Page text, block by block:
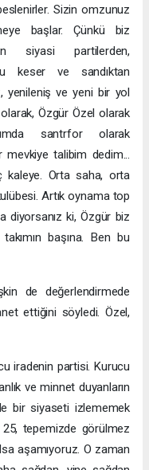
Sizin omzunuz
başlar. Çünkü biz
siyasi partilerden,
keser ve sandıktan
yenileniş ve yeni bir yol
olarak, Özgür Özel olarak
santrfor olarak
mevkiye talibim dedim...
kaleye. Orta saha, orta
Artık oynama top
diyorsanız ki, Özgür biz
başına. Ben bu
de değerlendirmede
ettiğini söyledi. Özel,
iradenin partisi. Kurucu
ve minnet duyanların
bir siyaseti izlememek
tepemizde görülmez
aşamıyoruz. O zaman